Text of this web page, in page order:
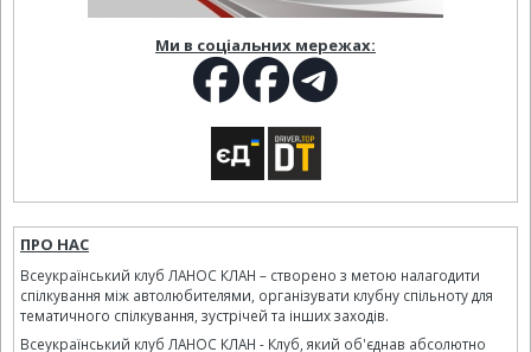
Ми в соціальних мережах:
ПРО НАС
Всеукраїнський клуб ЛАНОС КЛАН – створено з метою налагодити
спілкування між автолюбителями, організувати клубну спільноту для
тематичного спілкування, зустрічей та інших заходів.
Всеукраїнський клуб ЛАНОС КЛАН - Клуб, який об'єднав абсолютно